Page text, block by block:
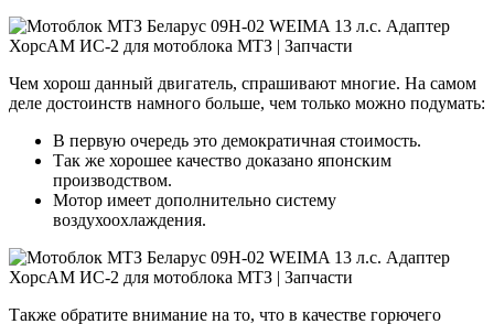
Чем хорош данный двигатель, спрашивают многие. На самом
деле достоинств намного больше, чем только можно подумать:
В первую очередь это демократичная стоимость.
Так же хорошее качество доказано японским
производством.
Мотор имеет дополнительно систему
воздухоохлаждения.
Также обратите внимание на то, что в качестве горючего